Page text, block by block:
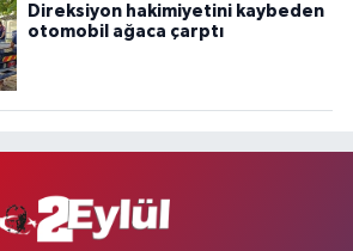
Direksiyon hakimiyetini kaybeden
otomobil ağaca çarptı